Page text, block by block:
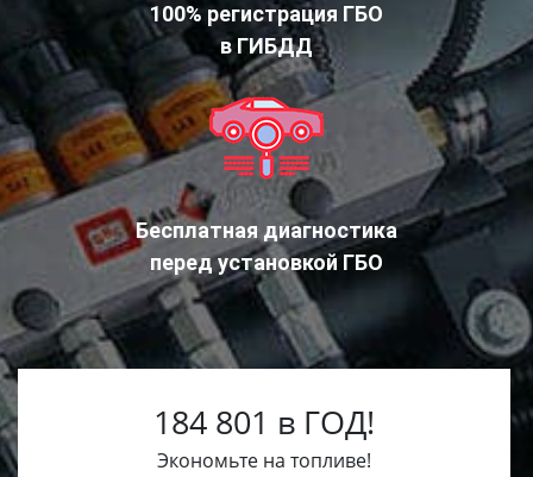
100% регистрация ГБО
в ГИБДД
Бесплатная диагностика
перед установкой ГБО
184 801 в ГОД!
Экономьте на топливе!